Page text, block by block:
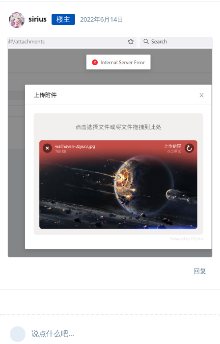
sirius 楼主 2022年6月14日
回复
说点什么吧...